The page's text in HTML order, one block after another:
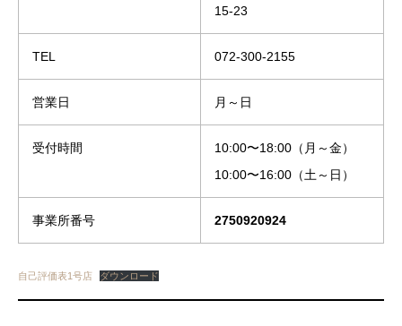
15-23
TEL 072-300-2155
営業日 月～日
受付時間
10:00〜18:00（月～金）
10:00〜16:00（土～日）
事業所番号 2750920924
自己評価表1号店 ダウンロード